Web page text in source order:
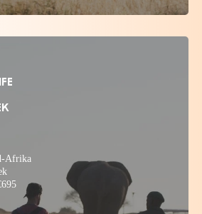
Afrika